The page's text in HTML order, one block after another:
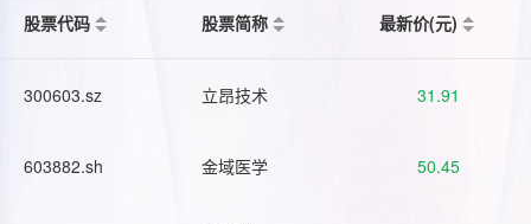
股票代码
股票简称 最新价(元)
300603.sz 立昂技术 31.91
603882.sh 金域医学 50.45